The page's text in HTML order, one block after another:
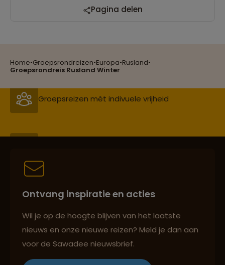
Home•Groepsrondreizen•Europa•Rusland•
Groepsrondreis Rusland Winter
Pagina delen
Reizen met oog voor mens, cultuur en milieu
Groepsreizen mét indivuele vrijheid
Best beoordeelde reisroutes
Groepsreizen mét indivuele vrijheid
Ontvang inspiratie en acties
Wil je op de hoogte blijven van het laatste
nieuws en onze nieuwe reizen? Meld je dan aan
voor de Sawadee nieuwsbrief.